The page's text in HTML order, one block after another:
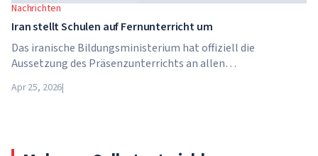
Nachrichten
Iran stellt Schulen auf Fernunterricht um
Das iranische Bildungsministerium hat offiziell die
Aussetzung des Präsenzunterrichts an allen
21. April wechseln Schulen, Hochschulen und Universitäten
Apr 25, 2026|